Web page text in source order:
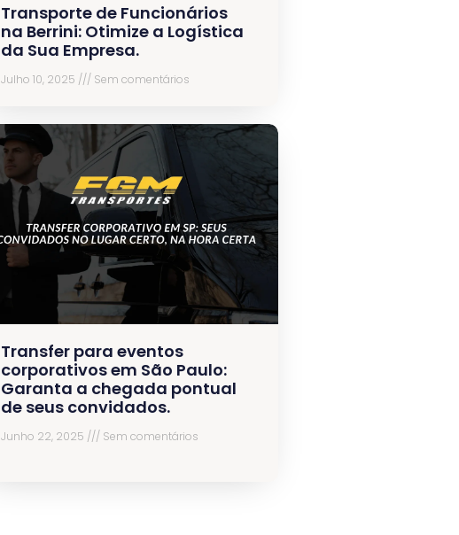
Transporte de Funcionários
na Berrini: Otimize a Logística
da Sua Empresa.
Julho 10, 2025 Sem comentários
Transfer para eventos
corporativos em São Paulo:
Garanta a chegada pontual
de seus convidados.
Junho 22, 2025 Sem comentários